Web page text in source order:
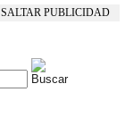
SALTAR PUBLICIDAD